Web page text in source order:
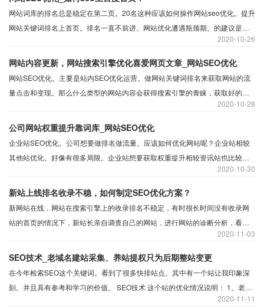
10-26
2020
网站词库的排名总是稳定在第二页。20名这种应该如何操作网站seo优化。提升
网站关键词排名上首页。排名一直不前进。网站优化遭遇瓶颈期。的建议是操
10-28
2020
网站内容更新，网站搜索引擎优化喜爱网页文章_网站SEO优化
网站SEO优化。主要是站内SEO优化运营。做网站关键词排名来获取网站的流
量点击和变现。那么什么类型的网站内容会获得搜索引擎的青睐，获取好的关
键词排名呢，接下来为站长们整理下搜索引擎喜爱网页文章的类型。
10-30
2020
公司网站权重提升靠词库_网站SEO优化
企业站SEO优化。公司想要做排名做流量。应该如何优化网站呢？企业站相较
其他站优化。好像有很多局限。企业站想要获取权重提升相较资讯站也比较困
11-03
2020
新站上线排名收录不稳，如何制定SEO优化方案？
新网站在线，网站在搜索引擎上的收录排名不稳定，有时很长时间没有收录网
站的首页的情况下，新站长亲自调查自己的网站，进行网站的诊断分析，看看
11-11
2020
SEO技术_老域名建站采集、养站提权只为后期整站变更
在今年检索SEO这个关键词。看到了很多快排站点。其中有一个站让我印象深
刻。并且具有参考和学习的价值。 SEO技术 这个站的优化情况说明： 1。老域